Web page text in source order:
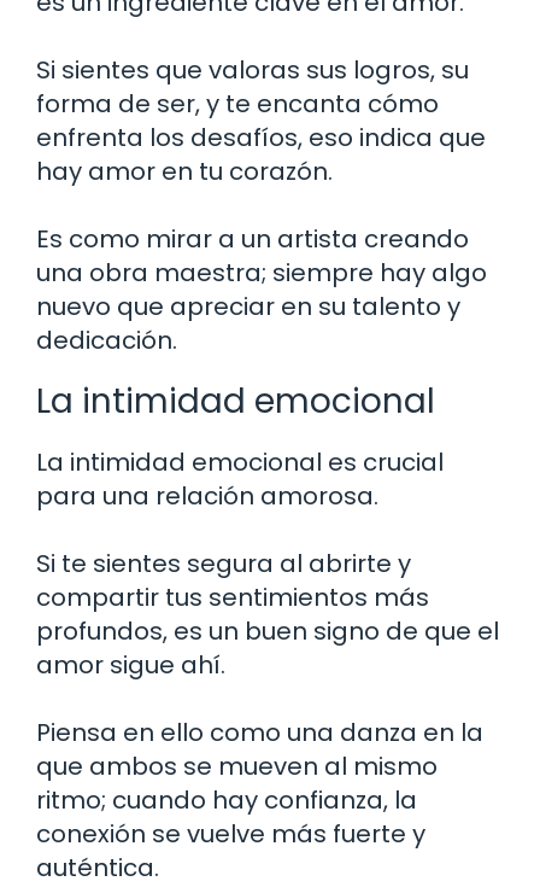
Si sientes que valoras sus logros, su
forma de ser, y te encanta cómo
enfrenta los desafíos, eso indica que
hay amor en tu corazón.
Es como mirar a un artista creando
una obra maestra; siempre hay algo
nuevo que apreciar en su talento y
dedicación.
La intimidad emocional
La intimidad emocional es crucial
para una relación amorosa.
Si te sientes segura al abrirte y
compartir tus sentimientos más
profundos, es un buen signo de que el
amor sigue ahí.
Piensa en ello como una danza en la
que ambos se mueven al mismo
ritmo; cuando hay confianza, la
conexión se vuelve más fuerte y
auténtica.